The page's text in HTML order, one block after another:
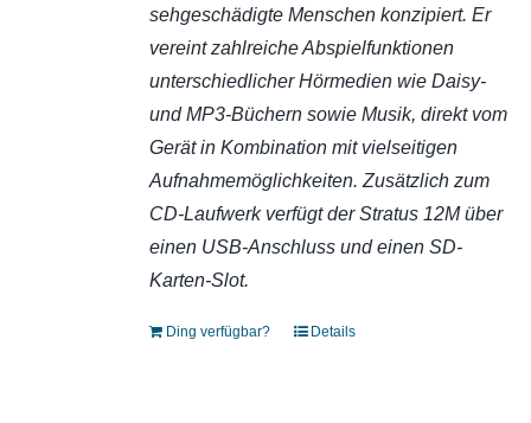
sehgeschädigte Menschen konzipiert. Er
vereint zahlreiche Abspielfunktionen
unterschiedlicher Hörmedien wie Daisy-
und MP3-Büchern sowie Musik, direkt vom
Gerät in Kombination mit vielseitigen
Aufnahmemöglichkeiten. Zusätzlich zum
CD-Laufwerk verfügt der Stratus 12M über
einen USB-Anschluss und einen SD-
Karten-Slot.
Ding verfügbar? Details